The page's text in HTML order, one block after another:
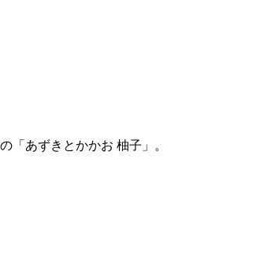
「あずきとかかお 柚子」。